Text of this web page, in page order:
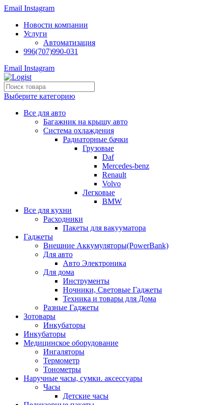
Email Instagram
Новости компании
Услуги
Автоматизация
996(707)990-031
Email Instagram
Выберите категорию
Все для авто
Багажник на крышу авто
Система охлаждения
Радиаторные бачки
Грузовые
Daf
Mercedes-benz
Renault
Volvo
Легковые
BMW
Все для кухни
Расходники
Пакеты для вакууматора
Гаджеты
Внешние Аккумуляторы(PowerBank)
Для авто
Авто Электроника
Для дома
Инструменты
Ночники, Световые Гаджеты
Техника и товары для Дома
Разные Гаджеты
Зотовары
Инкубаторы
Инкубаторы
Медицинское оборудование
Ингаляторы
Термометр
Тонометры
Наручные часы, сумки. аксессуары
Часы
Детские часы